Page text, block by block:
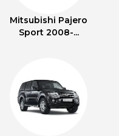
Mitsubishi Pajero
Sport 2008-...